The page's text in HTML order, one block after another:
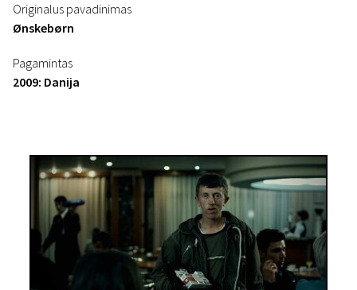
Originalus pavadinimas
Ønskebørn
Pagamintas
2009: Danija